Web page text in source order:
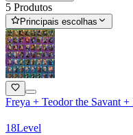
5 Produtos
Principais escolhas
Freya + Teodor the Savant
18Level